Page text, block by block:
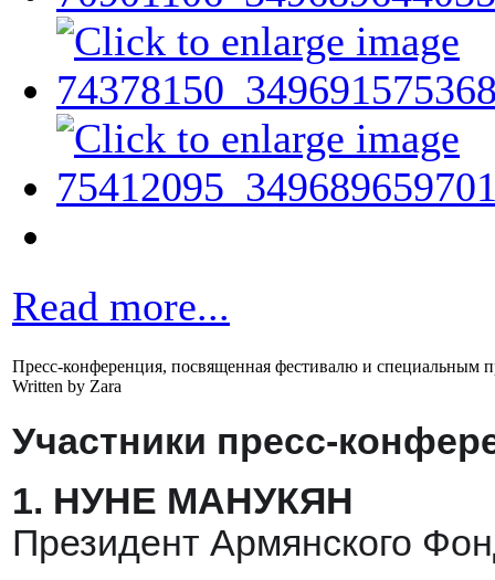
Read more...
Пресс-конференция, посвященная фестивалю и специальным
Written by Zara
Участники пресс-
1. НУНЕ МАНУКЯН
Президент Армянского